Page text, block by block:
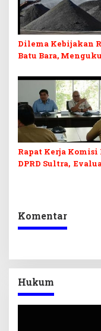
Dilema Kebijakan
Batu Bara,
Penerimaan
Kepastian Investasi
Rapat Kerja Komisi
DPRD Sultra,
Komentar
Hukum